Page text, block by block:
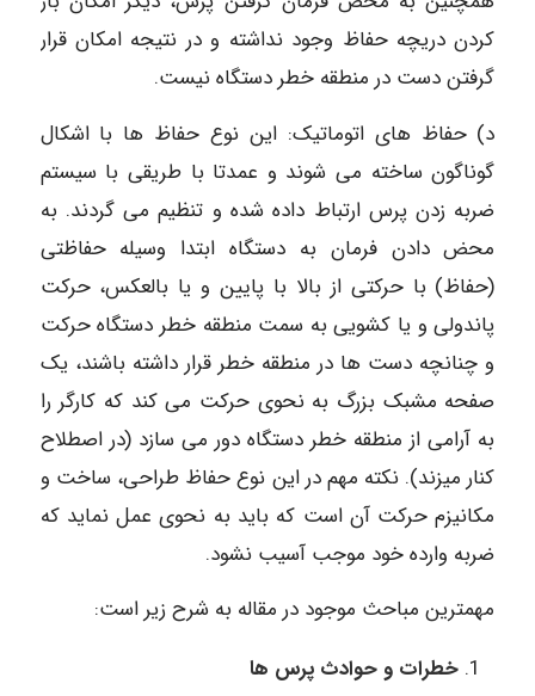
کردن دریچه حفاظ وجود نداشته و در نتیجه امکان قرار
گرفتن دست در منطقه خطر دستگاه نیست.
د) حفاظ های اتوماتیک: این نوع حفاظ ها با اشکال
گوناگون ساخته می شوند و عمدتا با طریقی با سیستم
ضربه زدن پرس ارتباط داده شده و تنظیم می گردند. به
محض دادن فرمان به دستگاه ابتدا وسیله حفاظتی
(حفاظ) با حرکتی از بالا با پایین و یا بالعکس، حرکت
پاندولی و یا کشویی به سمت منطقه خطر دستگاه حرکت
و چنانچه دست ها در منطقه خطر قرار داشته باشند، یک
صفحه مشبک بزرگ به نحوی حرکت می کند که کارگر را
به آرامی از منطقه خطر دستگاه دور می سازد (در اصطلاح
کنار میزند). نکته مهم در این نوع حفاظ طراحی، ساخت و
مکانیزم حرکت آن است که باید به نحوی عمل نماید که
ضربه وارده خود موجب آسیب نشود.
مهمترین مباحث موجود در مقاله به شرح زیر است:
خطرات و حوادث پرس ها